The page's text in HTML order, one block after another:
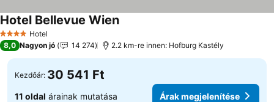
4 KategóriaHotel
Hotel Bellevue Wien
8,0 Nagyon jó 14 274 2.2 km-re innen: Hofburg Kastély
Kezdőár: 30 541 Ft
11 oldal árainak mutatása Árak megjelenítése